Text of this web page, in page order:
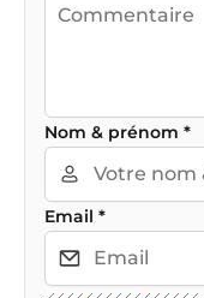
Nom & prénom *
Email *